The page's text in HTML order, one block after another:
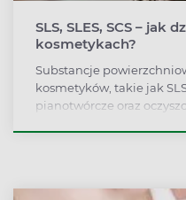
SLS, SLES, SCS – jak
kosmetykach?
Substancje
kosmetyków, takie jak
pianotwórcze oraz